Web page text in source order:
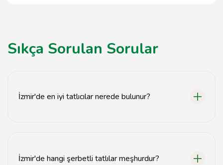
Sıkça Sorulan Sorular
İzmir'de en iyi tatlıcılar nerede bulunur?
İzmir'de hangi şerbetli tatlılar meşhurdur?